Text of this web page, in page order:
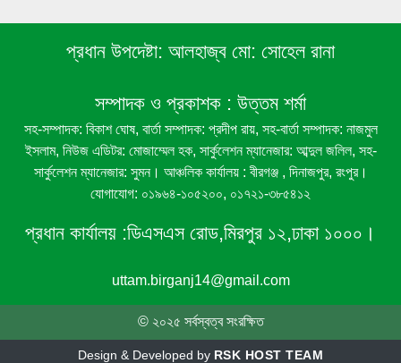
শিশুশ্রম মুক্ত ঘোষণা
বীরগঞ্জে রেকর্ডীয় রাস্তা দখলের অভিযোগ, ঘর
নির্মাণ নিয়ে দুই পক্ষের পাল্টাপাল্টি দাবি
বীরগঞ্জে লাউগাছের জাঙ্গি কাটার অভিযোগ
বীরগঞ্জে গ্রাম বাংলার ঐতিহ্যবাহী ‘সাপ দিয়ে
পাতা’ খেলা অনুষ্ঠিত
প্রধান উপদেষ্টা: আলহাজ্ব মো: সোহেল রানা
সম্পাদক ও প্রকাশক : উত্তম শর্মা
সহ-সম্পাদক: বিকাশ ঘোষ, বার্তা সম্পাদক: প্রদীপ রায়, সহ-বার্তা সম্পাদক: নাজমুল
ইসলাম, নিউজ এডিটর: মোজাম্মেল হক, সার্কুলেশন ম্যানেজার: আব্দুল জলিল, সহ-
সার্কুলেশন ম্যানেজার: সুমন। আঞ্চলিক কার্যালয় : বীরগঞ্জ , দিনাজপুর, রংপুর।
যোগাযোগ: ০১৯৬৪-১০৫২০০, ০১৭২১-৩৮৫৪১২
প্রধান কার্যালয় :ডিএসএস রোড,মিরপুর ১২,ঢাকা ১০০০।
uttam.birganj14@gmail.com
© ২০২৫ সর্বস্বত্ব সংরক্ষিত
Design & Developed by RSK HOST TEAM